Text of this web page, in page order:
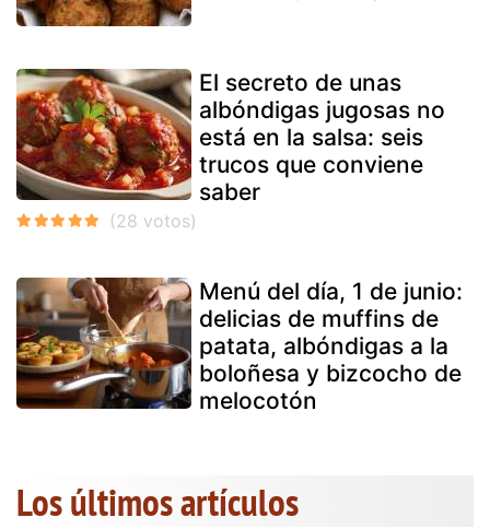
El secreto de unas
albóndigas jugosas no
está en la salsa: seis
trucos que conviene
saber
Menú del día, 1 de junio:
delicias de muffins de
patata, albóndigas a la
boloñesa y bizcocho de
melocotón
Los últimos artículos